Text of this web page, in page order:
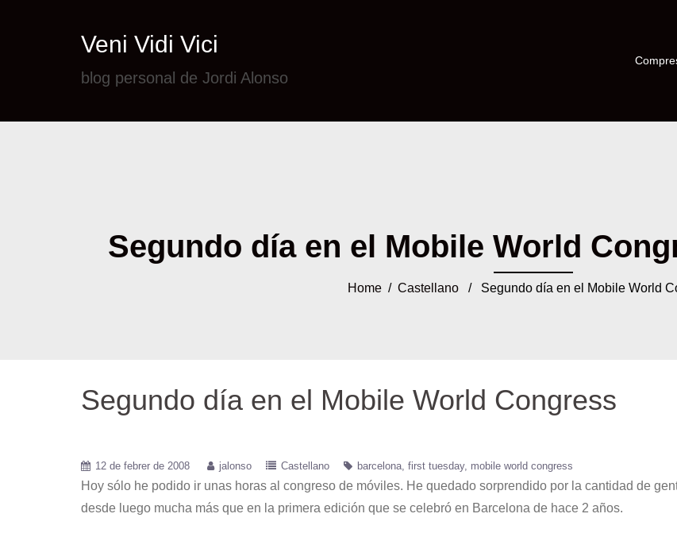
Veni Vidi Vici
blog personal de Jordi Alonso
Segundo día en el Mobile World
Home/ Castellano/ Segundo día en el Mobile World
Segundo día en el Mobile World Congress
12 de febrer de 2008 jalonso Castellano barcelona first tuesday mobile world congress
Hoy sólo he podido ir unas horas al congreso de móviles. He quedado sorprendido por la cantidad de
desde luego mucha más que en la primera edición que se celebró en Barcelona de hace 2 años.